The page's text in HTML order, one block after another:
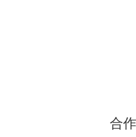
合